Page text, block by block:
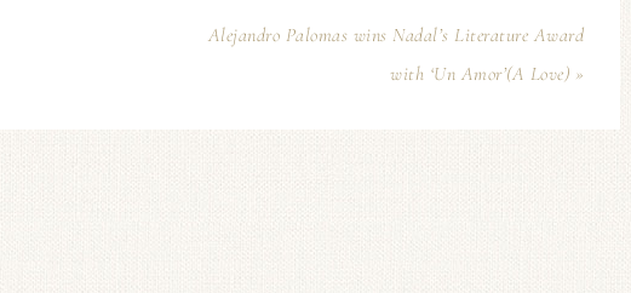
Alejandro Palomas wins Nadal’s Literature Award
with ‘Un Amor’(A Love) »